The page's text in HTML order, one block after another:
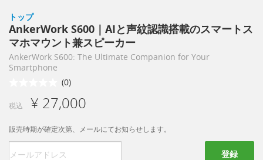
トップ
AnkerWork S600｜AIと声紋認識搭載のスマートス
マホマウント兼スピーカー
AnkerWork S600: The Ultimate Companion for Your
Smartphone
(0)
税込 ¥ 27,000
販売時期が確定次第、メールにてお知らせします。
登録